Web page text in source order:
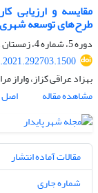
مقایسه و ارزیابی
طرح‌های توسعه شهری
دوره 5، شماره 4، زمستان 1401، صفحه
بهزاد عراقی کزاز، واراز
مشاهده مقاله
اصل
مقالات آماده انتشار
شماره جاری